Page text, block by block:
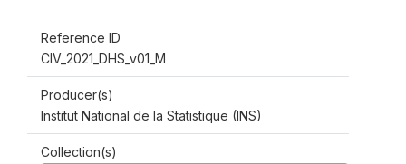
Reference ID
CIV_2021_DHS_v01_M
Producer(s)
Institut National de la Statistique (INS)
Collection(s)